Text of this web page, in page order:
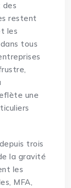
des
restent
les
tous
une
trois
la gravité
les
MFA,